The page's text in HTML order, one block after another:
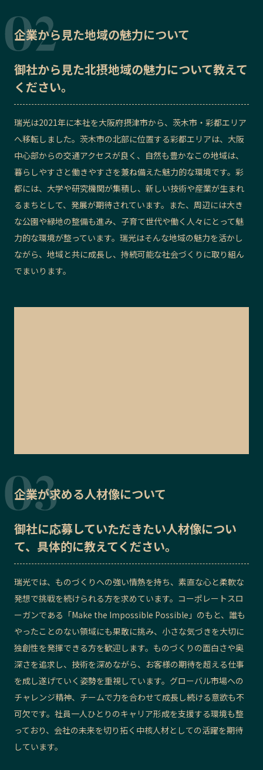
企業から見た地域の魅力について
御社から見た北摂地域の魅力について教えて
ください。
瑞光は2021年に本社を大阪府摂津市から、茨木市・彩都エリア
へ移転しました。茨木市の北部に位置する彩都エリアは、大阪
中心部からの交通アクセスが良く、自然も豊かなこの地域は、
暮らしやすさと働きやすさを兼ね備えた魅力的な環境です。彩
都には、大学や研究機関が集積し、新しい技術や産業が生まれ
るまちとして、発展が期待されています。また、周辺には大き
な公園や緑地の整備も進み、子育て世代や働く人々にとって魅
力的な環境が整っています。瑞光はそんな地域の魅力を活かし
ながら、地域と共に成長し、持続可能な社会づくりに取り組ん
でまいります。
企業が求める人材像について
御社に応募していただきたい人材像につい
て、具体的に教えてください。
瑞光では、ものづくりへの強い情熱を持ち、素直な心と柔軟な
発想で挑戦を続けられる方を求めています。コーポレートスロ
ーガンである「Make the Impossible Possible」のもと、誰も
やったことのない領域にも果敢に挑み、小さな気づきを大切に
独創性を発揮できる方を歓迎します。ものづくりの面白さや奥
深さを追求し、技術を深めながら、お客様の期待を超える仕事
を成し遂げていく姿勢を重視しています。グローバル市場への
チャレンジ精神、チームで力を合わせて成長し続ける意欲も不
可欠です。社員一人ひとりのキャリア形成を支援する環境も整
っており、会社の未来を切り拓く中核人材としての活躍を期待
しています。